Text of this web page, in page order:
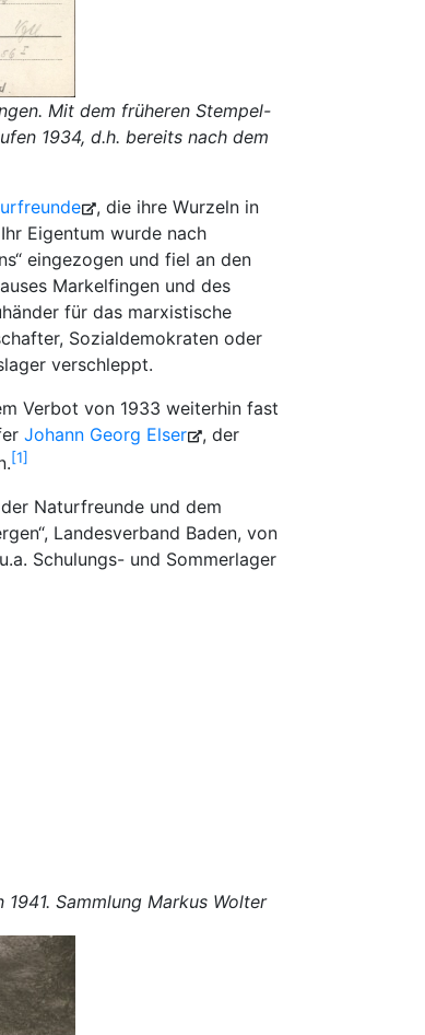
Mit dem früheren Stempel-
1934, d.h. bereits nach dem
, die ihre Wurzeln in
Eigentum wurde nach
eingezogen und fiel an den
Markelfingen und des
für das marxistische
Sozialdemokraten oder
verschleppt.
Verbot von 1933 weiterhin fast
Johann Georg Elser
, der
1
Naturfreunde und dem
Landesverband Baden, von
Schulungs- und Sommerlager
Sammlung Markus Wolter